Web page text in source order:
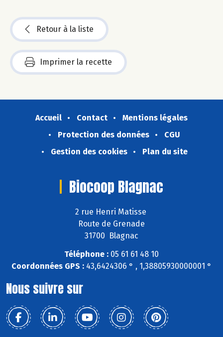
Retour à la liste
Imprimer la recette
Accueil Contact
Mentions légales
Protection des données
CGU
Gestion des cookies
Plan du site
Biocoop Blagnac
2 rue Henri Matisse
Route de Grenade
31700 Blagnac
Téléphone : 05 61 61 48 10
Coordonnées GPS : 43,6424306 ° , 1,38805930000001 °
Nous suivre sur